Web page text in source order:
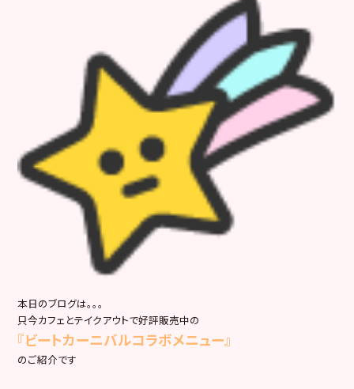
本日のブログは。。。
只今カフェとテイクアウトで好評販売中の
『ビートカーニバルコラボメニュー』
のご紹介です